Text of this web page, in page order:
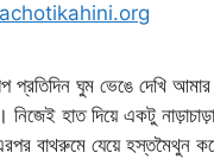
প্রতিদিন ঘুম ভেঙে দেখি
নিজেই হাত দিয়ে একটু
বাথরুমে যেয়ে হস্তমৈথুন